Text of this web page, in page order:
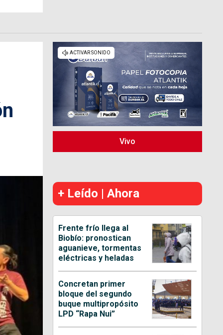
Vivo
+ Leído | Ahora
Frente frío llega al
Biobío: pronostican
aguanieve, tormentas
eléctricas y heladas
Concretan primer
bloque del segundo
buque multipropósito
LPD “Rapa Nui”